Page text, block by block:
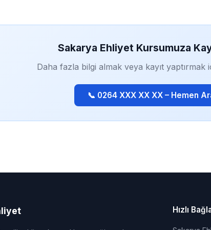
Sakarya Ehliyet Kursumuza
Daha fazla bilgi almak veya kayıt yaptırmak
📞 0264 XXX XX XX – Hemen
Hızlı